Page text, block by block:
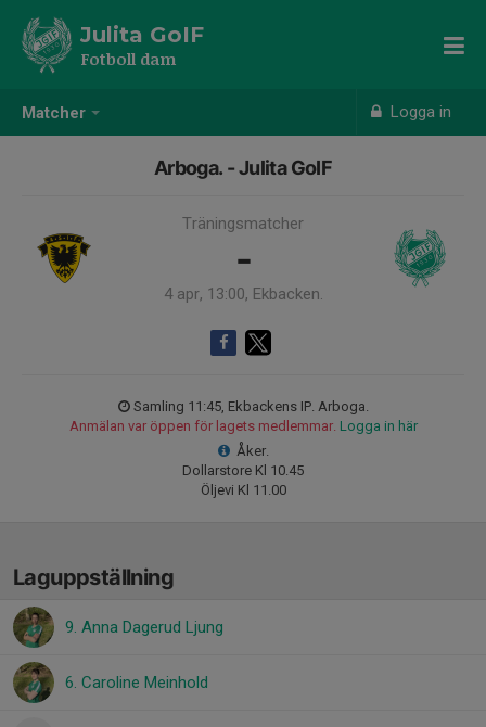
Matcher Logga in
Julita GoIF
Fotboll dam
Arboga. - Julita GoIF
Träningsmatcher
-
4 apr, 13:00, Ekbacken.
Samling 11:45, Ekbackens IP. Arboga.
Anmälan var öppen för lagets medlemmar. Logga in här
Åker.
Dollarstore Kl 10.45
Öljevi Kl 11.00
Laguppställning
9. Anna Dagerud Ljung
6. Caroline Meinhold